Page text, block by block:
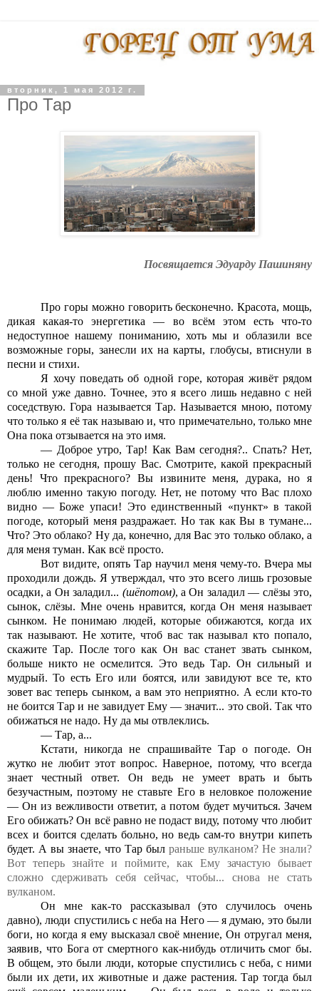
вторник, 1 мая 2012 г.
Про Тар
Посвящается Эдуарду Пашиняну
Про горы можно говорить бесконечно. Красота, мощь,
дикая какая-то энергетика — во всём этом есть что-то
недоступное нашему пониманию, хоть мы и облазили все
возможные горы, занесли их на карты, глобусы, втиснули в
песни и стихи.
Я хочу поведать об одной горе, которая живёт рядом
со мной уже давно. Точнее, это я всего лишь недавно с ней
соседствую. Гора называется Тар. Называется мною, потому
что только я её так называю и, что примечательно, только мне
Она пока отзывается на это имя.
— Доброе утро, Тар! Как Вам сегодня?.. Спать? Нет,
только не сегодня, прошу Вас. Смотрите, какой прекрасный
день! Что прекрасного? Вы извините меня, дурака, но я
люблю именно такую погоду. Нет, не потому что Вас плохо
видно — Боже упаси! Это единственный «пункт» в такой
погоде, который меня раздражает. Но так как Вы в тумане...
Что? Это облако? Ну да, конечно, для Вас это только облако, а
для меня туман. Как всё просто.
Вот видите, опять Тар научилменя чему-то. Вчера мы
проходили дождь. Я утверждал, что это всего лишь грозовые
осадки, а Он заладил... (шёпотом), а Он заладил — слёзы это,
сынок, слёзы. Мне очень нравится, когда Он меня называет
сынком. Не понимаю людей, которые обижаются, когда их
так называют. Не хотите, чтоб вас так называл кто попало,
скажите Тар. После того как Он вас станет звать сынком,
больше никто не осмелится. Это ведь Тар. Он сильный и
мудрый. То есть Его или боятся, или завидуют все те, кто
зовет вас теперь сынком, а вам это неприятно. А если кто-то
не боится Тар и не завидует Ему — значит... это свой. Так что
обижаться не надо. Ну да мы отвлеклись.
— Тар, а...
Кстати, никогда не спрашивайте Тар о погоде. Он
жутко не любит этот вопрос. Наверное, потому, что всегда
знает честный ответ. Он ведь не умеет врать и быть
безучастным, поэтому не ставьте Его в неловкое положение
— Он из вежливости ответит, а потом будет мучиться. Зачем
Его обижать? Он всё равно не подаст виду, потому что любит
всех и боится сделать больно, но ведь сам-то внутри кипеть
будет. А вы знаете, что Тар был раньше вулканом? Не знали?
Вот теперь знайте и поймите, как Ему зачастую бывает
сложно сдерживать себя сейчас, чтобы... снова не стать
вулканом.
Он мне как-то рассказывал (это случилось очень
давно), люди спустились с неба на Него — я думаю, это были
боги, но когда я ему высказал своё мнение, Он отругал меня,
заявив, что Бога от смертного как-нибудь отличить смог бы.
В общем, это были люди, которые спустились с неба, с ними
были их дети, их животные и даже растения. Тар тогда был